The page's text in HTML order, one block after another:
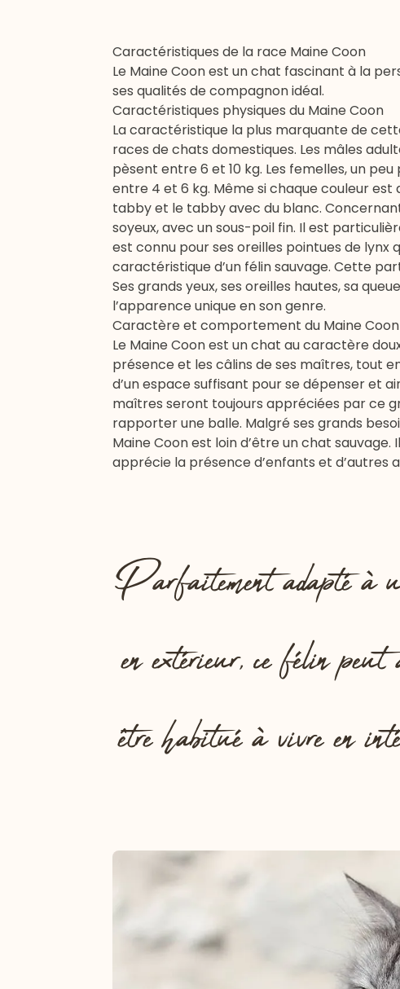
Caractéristiques de la race Maine Coon
Le Maine Coon est un chat fascinant à la
ses qualités de compagnon idéal.
Caractéristiques physiques du Maine Coon
La caractéristique la plus marquante de
races de chats domestiques. Les mâles
pèsent entre 6 et 10 kg. Les femelles, un
entre 4 et 6 kg. Même si chaque couleur
tabby et le tabby avec du blanc.
soyeux, avec un sous-poil fin. Il est
est connu pour ses oreilles pointues de
caractéristique d’un félin sauvage. Cette
Ses grands yeux, ses oreilles hautes, sa
l’apparence unique en son genre.
Caractère et comportement du Maine Coon
Le Maine Coon est un chat au caractère
présence et les câlins de ses maîtres, tout
d’un espace suffisant pour se dépenser et
maîtres seront toujours appréciées par ce
rapporter une balle. Malgré ses grands
Maine Coon est loin d’être un chat
apprécie la présence d’enfants et d’autres
Parfaitement adapté à
en extérieur, ce félin
être habitué à vivre en